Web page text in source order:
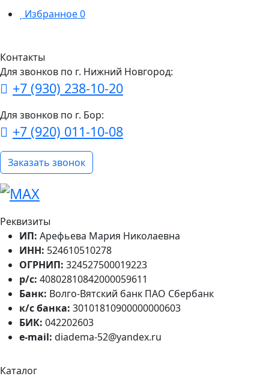
Избранное0
Контакты
Для звонков по г. Нижний Новгород:
+7 (930) 238-10-20
Для звонков по г. Бор:
+7 (920) 011-10-08
Заказать звонок
Реквизиты
ИП: Арефьева Мария Николаевна
ИНН: 524610510278
ОГРНИП: 324527500019223
р/с: 40802810842000059611
Банк: Волго-Вятский банк ПАО Сбербанк
к/с банка: 30101810900000000603
БИК: 042202603
e-mail: diadema-52@yandex.ru
Каталог